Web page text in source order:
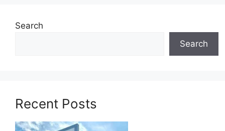
Search
Search
Recent Posts